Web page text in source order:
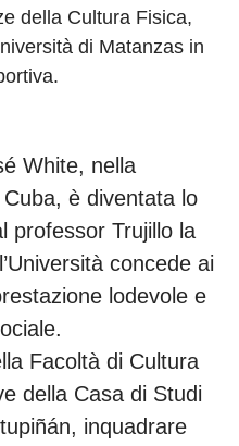
della Cultura Fisica,
di Matanzas in
White, nella
è diventata lo
professor Trujillo la
concede ai
lodevole e
Facoltà di Cultura
della Casa di Studi
inquadrare